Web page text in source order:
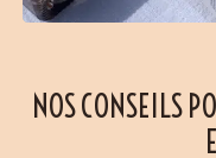
NOS CONSEILS